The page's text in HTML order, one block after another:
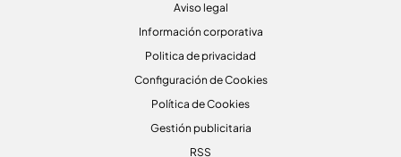
Aviso legal
Información corporativa
Politica de privacidad
Configuración de Cookies
Política de Cookies
Gestión publicitaria
RSS